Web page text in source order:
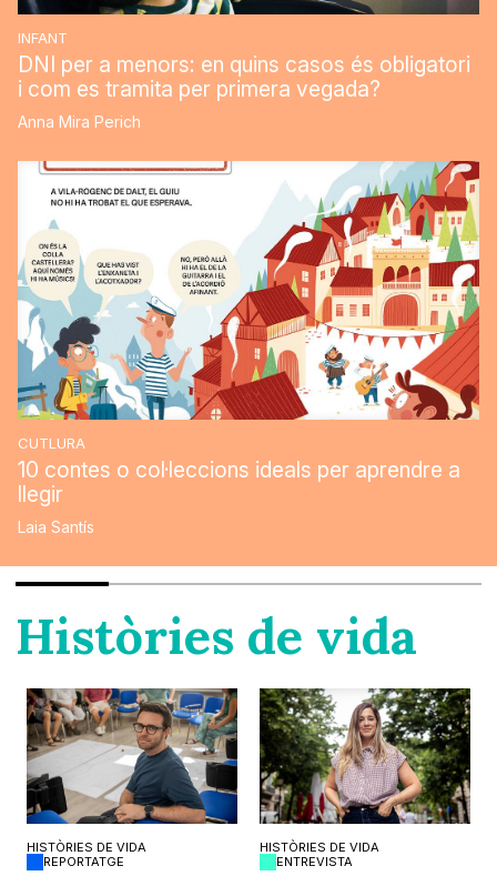
INFANT
DNI per a menors: en quins casos és obligatori
i com es tramita per primera vegada?
Anna Mira Perich
CUTLURA
10 contes o col·leccions ideals per aprendre a
llegir
Laia Santís
Històries de vida
HISTÒRIES DE VIDA
REPORTATGE
HISTÒRIES DE VIDA
ENTREVISTA